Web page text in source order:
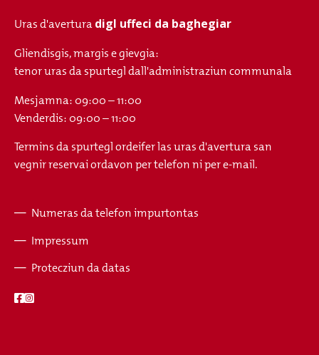
Uras d'averturadigl uffeci da baghegiar
Gliendisgis, margis e gievgia:
tenor uras da spurtegl dall'administraziun communala
Mesjamna: 09:00 – 11:00
Venderdis: 09:00 – 11:00
Termins da spurtegl ordeifer las uras d'avertura san
vegnir reservai ordavon per telefon ni per e-mail.
Numeras da telefon impurtontas
Impressum
Protecziun da datas